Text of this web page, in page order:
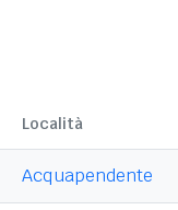
Località
Acquapendente